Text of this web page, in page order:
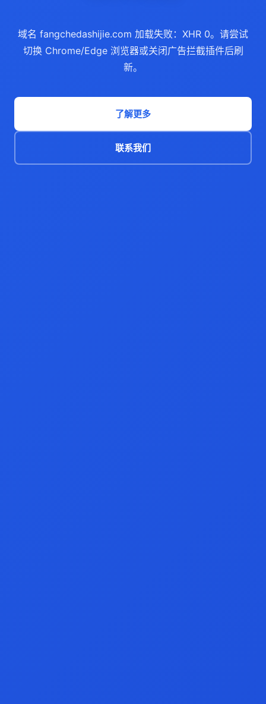
域名 fangchedashijie.com 加载失败：XHR 0。请尝试
切换 Chrome/Edge 浏览器或关闭广告拦截插件后刷
新。
了解更多
联系我们